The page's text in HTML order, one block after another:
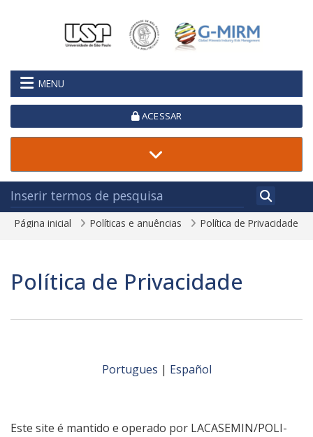
MENU
ACESSAR
Página inicial Políticas e anuências Política de Privacidade
Política de Privacidade
Portugues | Español
Este site é mantido e operado por LACASEMIN/POLI-